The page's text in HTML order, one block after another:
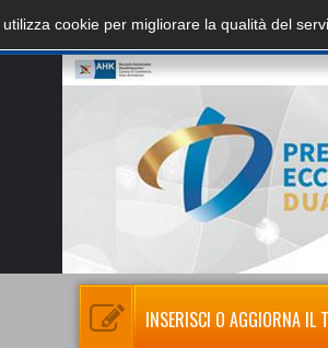
INSERISCI O AGGIORNA IL
cookie per migliorare la qualità del